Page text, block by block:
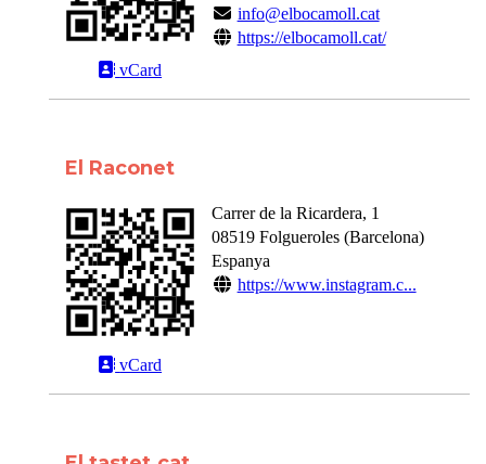
vCard
info@elbocamoll.cat
https://elbocamoll.cat/
El Raconet
vCard
Carrer de la Ricardera, 1
08519 Folgueroles(Barcelona)
Espanya
https://www.instagram.c...